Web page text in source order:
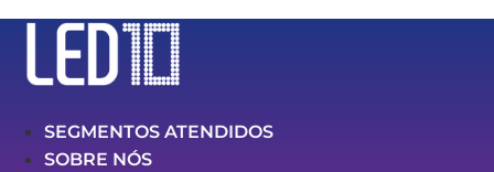
SEGMENTOS ATENDIDOS
SOBRE NÓS